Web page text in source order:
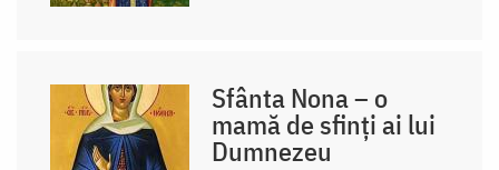
Sfânta Nona – o
mamă de sfinți ai lui
Dumnezeu